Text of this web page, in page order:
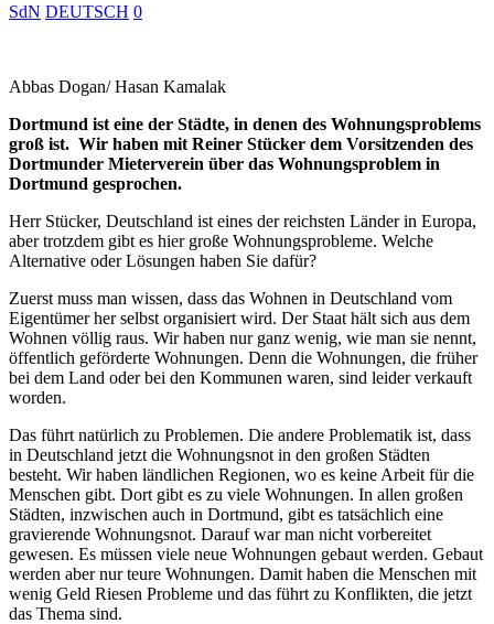
SdN DEUTSCH 0
Abbas Dogan/ Hasan Kamalak
Dortmund ist eine der Städte, in denen des Wohnungsproblems
groß ist. Wir haben mit Reiner Stücker dem Vorsitzenden des
Dortmunder Mieterverein über das Wohnungsproblem in
Dortmund gesprochen.
Herr Stücker, Deutschland ist eines der reichsten Länder in Europa,
aber trotzdem gibt es hier große Wohnungsprobleme. Welche
Alternative oder Lösungen haben Sie dafür?
Zuerst muss man wissen, dass das Wohnen in Deutschland vom
Eigentümer her selbst organisiert wird. Der Staat hält sich aus dem
Wohnen völlig raus. Wir haben nur ganz wenig, wie man sie nennt,
öffentlich geförderte Wohnungen. Denn die Wohnungen, die früher
bei dem Land oder bei den Kommunen waren, sind leider verkauft
worden.
Das führt natürlich zu Problemen. Die andere Problematik ist, dass
in Deutschland jetzt die Wohnungsnot in den großen Städten
besteht. Wir haben ländlichen Regionen, wo es keine Arbeit für die
Menschen gibt. Dort gibt es zu viele Wohnungen. In allen großen
Städten, inzwischen auch in Dortmund, gibt es tatsächlich eine
gravierende Wohnungsnot. Darauf war man nicht vorbereitet
gewesen. Es müssen viele neue Wohnungen gebaut werden. Gebaut
werden aber nur teure Wohnungen. Damit haben die Menschen mit
wenig Geld Riesen Probleme und das führt zu Konflikten, die jetzt
das Thema sind.